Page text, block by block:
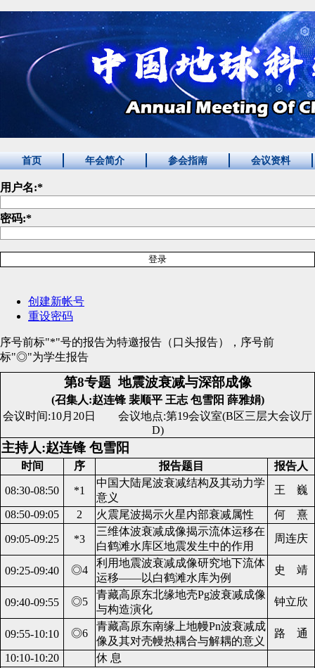
首页 年会简介 参会指南 会议资料
用户名:*
密码:*
创建新帐号
重设密码
序号前标"*"号的报告为特邀报告（口头报告），序号前
标"◎"为学生报告
第8专题 地震波衰减与深部成像
(召集人:赵连锋 裴顺平 王志 包雪阳 薛雅娟)
会议时间:10月20日 会议地点:第19会议室(B区三层大会议厅
D)
主持人:赵连锋 包雪阳
时间 序 报告题目 报告人
08:30-08:50 *1
中国大陆尾波衰减结构及其动力学
意义
王 巍
08:50-09:05 2 火震尾波揭示火星内部衰减属性 何 熹
09:05-09:25 *3
三维体波衰减成像揭示流体运移在
白鹤滩水库区地震发生中的作用
周连庆
09:25-09:40 ◎4
利用地震波衰减成像研究地下流体
运移——以白鹤滩水库为例
史 靖
09:40-09:55 ◎5
青藏高原东北缘地壳Pg波衰减成像
与构造演化
钟立欣
09:55-10:10 ◎6
青藏高原东南缘上地幔Pn波衰减成
像及其对壳幔热耦合与解耦的意义
路 通
10:10-10:20 休 息